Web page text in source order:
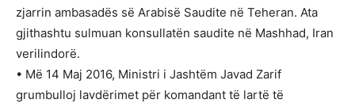
zjarrin ambasadës së Arabisë Saudite në Teheran. Ata
gjithashtu sulmuan konsullatën saudite në Mashhad, Iran
verilindorë.
• Më 14 Maj 2016, Ministri i Jashtëm Javad Zarif
grumbulloj lavdërimet për komandant të lartë të